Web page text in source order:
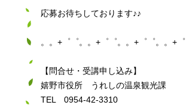
応募お待ちしております♪♪
。。+゜゜。。+゜゜。。+゜゜。。+
【問合せ・受講申し込み】
嬉野市役所 うれしの温泉観光課
TEL 0954-42-3310